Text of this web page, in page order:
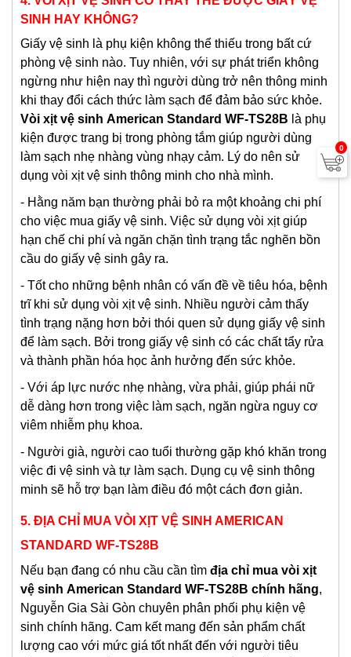
SINH HAY KHÔNG?
Giấy vệ sinh là phụ kiện không thể thiếu trong bất cứ
phòng vệ sinh nào. Tuy nhiên, với sự phát triển không
ngừng như hiện nay thì người dùng trở nên thông minh
khi thay đổi cách thức làm sạch để đảm bảo sức khỏe.
Vòi xịt vệ sinh American Standard WF-TS28B là phụ
kiện được trang bị trong phòng tắm giúp người dùng
làm sạch nhẹ nhàng vùng nhạy cảm. Lý do nên sử
dụng vòi xịt vệ sinh thông minh cho nhà mình.
- Hằng năm bạn thường phải bỏ ra một khoảng chi phí
cho việc mua giấy vệ sinh. Việc sử dụng vòi xịt giúp
hạn chế chi phí và ngăn chặn tình trạng tắc nghẽn bồn
cầu do giấy vệ sinh gây ra.
- Tốt cho những bệnh nhân có vấn đề về tiêu hóa, bệnh
trĩ khi sử dụng vòi xịt vệ sinh. Nhiều người cảm thấy
tình trạng nặng hơn bởi thói quen sử dụng giấy vệ sinh
để làm sạch. Bởi trong giấy vệ sinh có các chất tẩy rửa
và thành phần hóa học ảnh hưởng đến sức khỏe.
- Với áp lực nước nhẹ nhàng, vừa phải, giúp phái nữ
dễ dàng hơn trong việc làm sạch, ngăn ngừa nguy cơ
viêm nhiễm phụ khoa.
- Người già, người cao tuổi thường gặp khó khăn trong
việc đi vệ sinh và tự làm sạch. Dụng cụ vệ sinh thông
minh sẽ hỗ trợ bạn làm điều đó một cách đơn giản.
5. ĐỊA CHỈ MUA VÒI XỊT VỆ SINH AMERICAN
STANDARD WF-TS28B
Nếu bạn đang có nhu cầu cần tìm địa chỉ mua vòi xịt
vệ sinh American Standard WF-TS28B chính hãng,
Nguyễn Gia Sài Gòn chuyên phân phối phụ kiện vệ
sinh chính hãng. Cam kết mang đến sản phẩm chất
lượng cao với mức giá tốt nhất đến với người tiêu
0